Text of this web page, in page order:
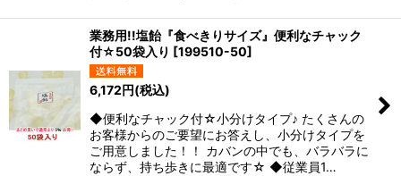
業務用!!塩飴『食べきりサイズ』便利なチャック
付☆50袋入り [199510-50]
6,172円(税込)
◆便利なチャック付☆小分けタイプ♪ たくさんの
お客様からのご要望にお答えし、小分けタイプを
ご用意しました！！ カバンの中でも、バラバラに
ならず、持ち歩きに最適です☆ ◆従業員1…